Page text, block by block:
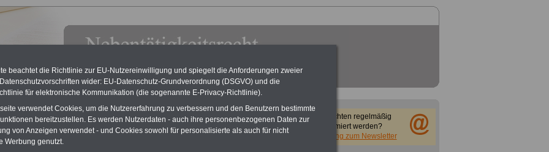
Sie möchten regelmäßig
informiert werden?
Anmeldung zum Newsletter
beachtet die Richtlinie zur EU-Nutzereinwilligung und spiegelt die Anforderungen zweier
wider: EU-Datenschutz-Grundverordnung (DSGVO) und die
für elektronische Kommunikation (die sogenannte E-Privacy-Richtlinie).
verwendet Cookies, um die Nutzererfahrung zu verbessern und den Benutzern bestimmte
bereitzustellen. Es werden Nutzerdaten - auch ihre personenbezogenen Daten zur
von Anzeigen verwendet - und Cookies sowohl für personalisierte als auch für nicht
Werbung genutzt.